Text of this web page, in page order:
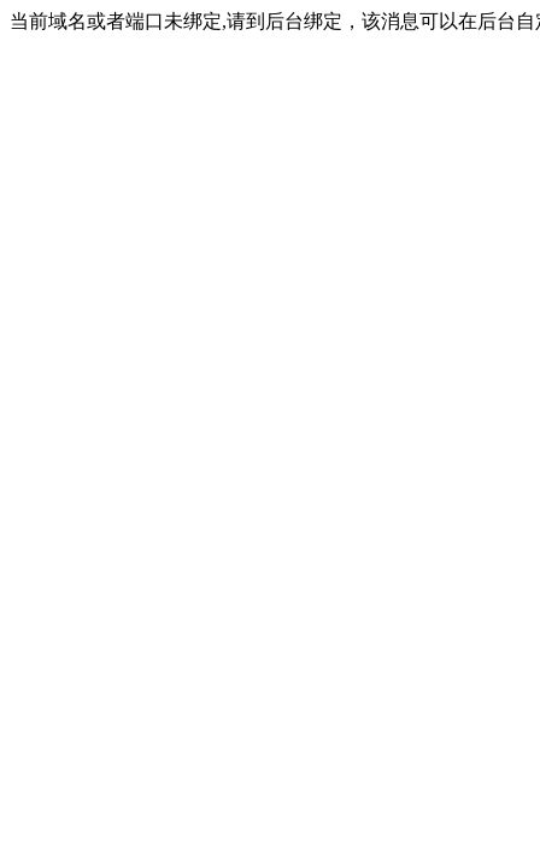
当前域名或者端口未绑定,请到后台绑定，该消息可以在后台自